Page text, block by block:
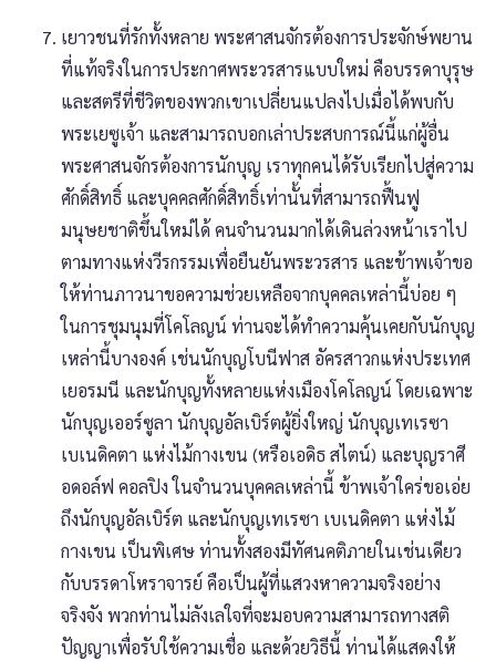
เยาวชนที่รักทั้งหลาย พระศาสนจักรต้องการประจักษ์พยาน
ที่แท้จริงในการประกาศพระวรสารแบบใหม่ คือบรรดาบุรุษ
และสตรีที่ชีวิตของพวกเขาเปลี่ยนแปลงไปเมื่อได้พบกับ
พระเยซูเจ้า และสามารถบอกเล่าประสบการณ์นี้แก่ผู้อื่น
พระศาสนจักรต้องการนักบุญ เราทุกคนได้รับเรียกไปสู่ความ
ศักดิ์สิทธิ์ และบุคคลศักดิ์สิทธิ์เท่านั้นที่สามารถฟื้นฟู
มนุษยชาติขึ้นใหม่ได้ คนจำนวนมากได้เดินล่วงหน้าเราไป
ตามทางแห่งวีรกรรมเพื่อยืนยันพระวรสาร และข้าพเจ้าขอ
ให้ท่านภาวนาขอความช่วยเหลือจากบุคคลเหล่านี้บ่อย ๆ
ในการชุมนุมที่โคโลญน์ ท่านจะได้ทำความคุ้นเคยกับนักบุญ
เหล่านี้บางองค์ เช่นนักบุญโบนีฟาส อัครสาวกแห่งประเทศ
เยอรมนี และนักบุญทั้งหลายแห่งเมืองโคโลญน์ โดยเฉพาะ
นักบุญเออร์ซูลา นักบุญอัลเบิร์ตผู้ยิ่งใหญ่ นักบุญเทเรซา
เบเนดิคตา แห่งไม้กางเขน (หรือเอดิธ สไตน์) และบุญราศี
อดอล์ฟ คอลปิง ในจำนวนบุคคลเหล่านี้ ข้าพเจ้าใคร่ขอเอ่ย
ถึงนักบุญอัลเบิร์ต และนักบุญเทเรซา เบเนดิคตา แห่งไม้
กางเขน เป็นพิเศษ ท่านทั้งสองมีทัศนคติภายในเช่นเดียว
กับบรรดาโหราจารย์ คือเป็นผู้ที่แสวงหาความจริงอย่าง
จริงจัง พวกท่านไม่ลังเลใจที่จะมอบความสามารถทางสติ
ปัญญาเพื่อรับใช้ความเชื่อ และด้วยวิธีนี้ ท่านได้แสดงให้